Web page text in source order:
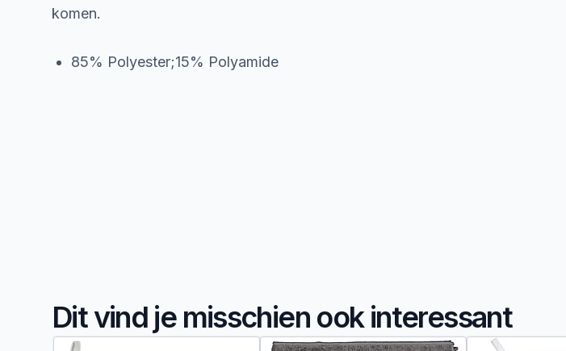
komen.
85% Polyester;15% Polyamide
Dit vind je misschien ook interessant